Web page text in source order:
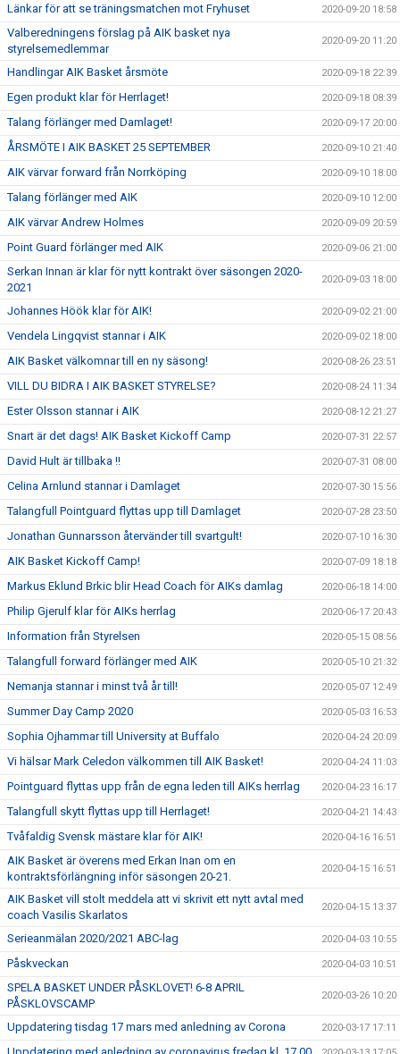
Länkar för att se träningsmatchen mot Fryhuset 2020-09-20 18:58
Valberedningens förslag på AIK basket nya
styrelsemedlemmar
2020-09-20 11:20
Handlingar AIK Basket årsmöte 2020-09-18 22:39
Egen produkt klar för Herrlaget! 2020-09-18 08:39
Talang förlänger med Damlaget! 2020-09-17 20:00
ÅRSMÖTE I AIK BASKET 25 SEPTEMBER 2020-09-10 21:40
AIK värvar forward från Norrköping 2020-09-10 18:00
Talang förlänger med AIK 2020-09-10 12:00
AIK värvar Andrew Holmes 2020-09-09 20:59
Point Guard förlänger med AIK 2020-09-06 21:00
Serkan Innan är klar för nytt kontrakt över säsongen 2020-
2021
2020-09-03 18:00
Johannes Höök klar för AIK! 2020-09-02 21:00
Vendela Lingqvist stannar i AIK 2020-09-02 18:00
AIK Basket välkomnar till en ny säsong! 2020-08-26 23:51
VILL DU BIDRA I AIK BASKET STYRELSE? 2020-08-24 11:34
Ester Olsson stannar i AIK 2020-08-12 21:27
Snart är det dags! AIK Basket Kickoff Camp 2020-07-31 22:57
David Hult är tillbaka !! 2020-07-31 08:00
Celina Arnlund stannar i Damlaget 2020-07-30 15:56
Talangfull Pointguard flyttas upp till Damlaget 2020-07-28 23:50
Jonathan Gunnarsson återvänder till svartgult! 2020-07-10 16:30
AIK Basket Kickoff Camp! 2020-07-09 18:18
Markus Eklund Brkic blir Head Coach för AIKs damlag 2020-06-18 14:00
Philip Gjerulf klar för AIKs herrlag 2020-06-17 20:43
Information från Styrelsen 2020-05-15 08:56
Talangfull forward förlänger med AIK 2020-05-10 21:32
Nemanja stannar i minst två år till! 2020-05-07 12:49
Summer Day Camp 2020 2020-05-03 16:53
Sophia Ojhammar till University at Buffalo 2020-04-24 20:09
Vi hälsar Mark Celedon välkommen till AIK Basket! 2020-04-24 11:03
Pointguard flyttas upp från de egna leden till AIKs herrlag 2020-04-23 16:17
Talangfull skytt flyttas upp till Herrlaget! 2020-04-21 14:43
Tvåfaldig Svensk mästare klar för AIK! 2020-04-16 16:51
AIK Basket är överens med Erkan Inan om en
kontraktsförlängning inför säsongen 20-21.
2020-04-15 16:51
AIK Basket vill stolt meddela att vi skrivit ett nytt avtal med
coach Vasilis Skarlatos
2020-04-15 13:37
Serieanmälan 2020/2021 ABC-lag 2020-04-03 10:55
Påskveckan 2020-04-03 10:51
SPELA BASKET UNDER PÅSKLOVET! 6-8 APRIL
PÅSKLOVSCAMP
2020-03-26 10:20
Uppdatering tisdag 17 mars med anledning av Corona 2020-03-17 17:11